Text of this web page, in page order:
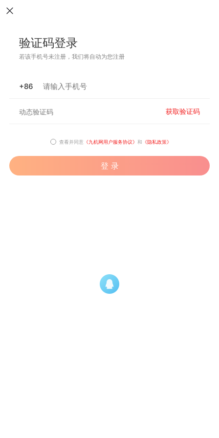
验证码登录
若该手机号未注册，我们将自动为您注册
+86
获取验证码
查看并同意 《九机网用户服务协议》 和 《隐私政策》
登 录